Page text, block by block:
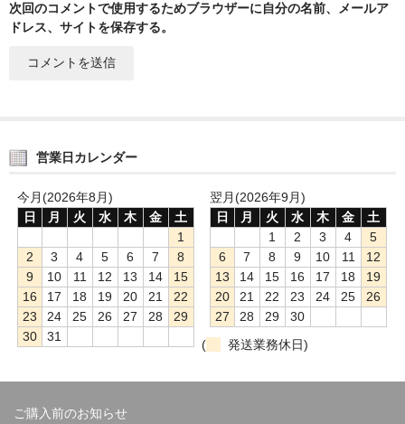
次回のコメントで使用するためブラウザーに自分の名前、メールア
ドレス、サイトを保存する。
営業日カレンダー
今月(2026年8月)
日
月 火 水 木 金
土
1
2
3 4 5 6 7
8
9
10 11 12 13 14
15
16
17 18 19 20 21
22
23
24 25 26 27 28
29
30
31
翌月(2026年9月)
日
月 火 水 木 金
土
1
2 3 4
5
6
7 8 9 10 11
12
13
14 15 16 17 18
19
20
21 22 23 24 25
26
27
28 29
30
(
発送業務休日)
ご購入前のお知らせ